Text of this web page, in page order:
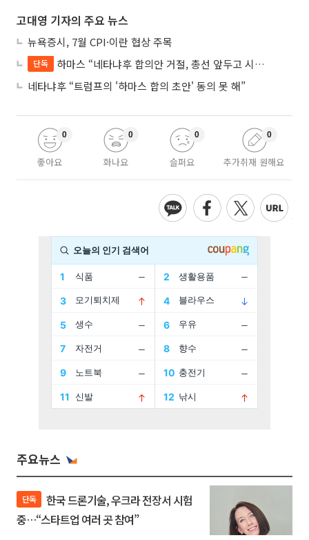
고대영 기자의 주요 뉴스
뉴욕증시, 7월 CPI·이란 협상 주목
단독
하마스 “네타냐후 합의안 거절, 총선 앞두고 시간 끌기”
네타냐후 “트럼프의 '하마스 합의 초안' 동의 못 해”
좋아요
0
화나요
0
슬퍼요
0
추가취재 원해요
0
주요뉴스
단독
중…“스타트업 여러 곳 참여”